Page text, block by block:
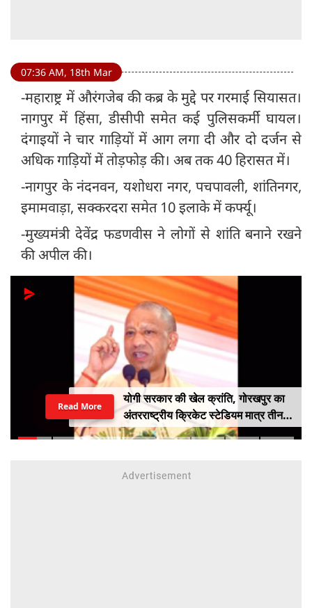
07:36 AM, 18th Mar
-महाराष्ट्र में औरंगजेब की कब्र के मुद्दे पर गरमाई सियासत।
नागपुर में हिंसा, डीसीपी समेत कई पुलिसकर्मी घायल।
दंगाइयों ने चार गाड़ियों में आग लगा दी और दो दर्जन से
अधिक गाड़ियों में तोड़फोड़ की। अब तक 40 हिरासत में।
-नागपुर के नंदनवन, यशोधरा नगर, पचपावली, शांतिनगर,
इमामवाड़ा, सक्करदरा समेत 10 इलाके में कर्फ्यू।
-मुख्यमंत्री देवेंद्र फडणवीस ने लोगों से शांति बनाने रखने
की अपील की।
योगी सरकार की खेल क्रांति, गोरखपुर का
अंतरराष्ट्रीय क्रिकेट स्टेडियम मात्र तीन
महीने में लगभग 20% तैयार
Read More